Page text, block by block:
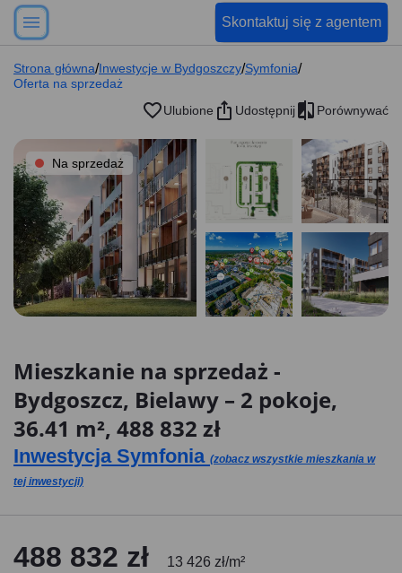
Skontaktuj się z agentem
Strona główna/Inwestycje w Bydgoszczy/Symfonia/
Oferta na sprzedaż
Ulubione
Udostępnij Porównywać
Na sprzedaż
Mieszkanie na sprzedaż -
Bydgoszcz, Bielawy – 2 pokoje,
36.41 m², 488 832 zł
Inwestycja Symfonia (zobacz wszystkie mieszkania w
tej inwestycji)
488 832 zł
13 426 zł/m²